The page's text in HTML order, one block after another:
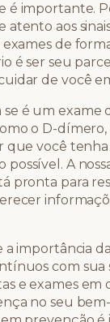
é importante.
atento aos
de
é ser seu
de você
se é um exame
o D-dímero,
que você
A
pronta para
a importância
com sua
e exames em
no seu